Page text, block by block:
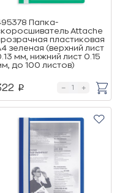
Папка-
Attache
пластиковая
зеленая (верхний лист
мм, нижний лист 0.15
до 100 листов)
p